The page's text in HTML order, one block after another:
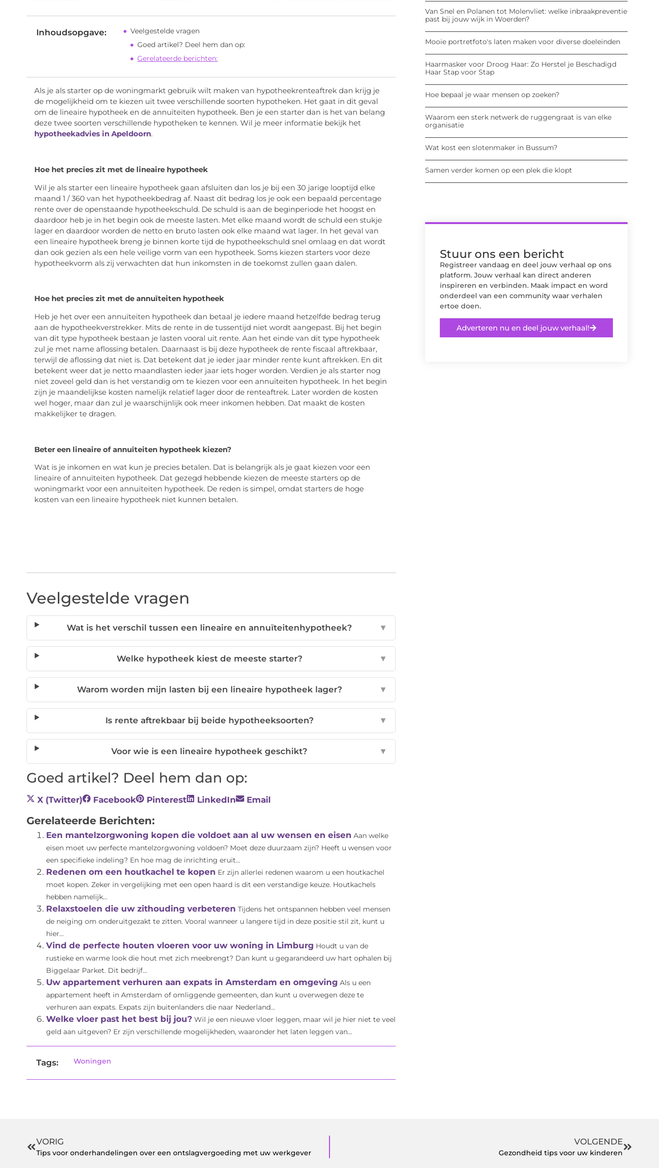
Inhoudsopgave:
Veelgestelde vragen
Goed artikel? Deel hem dan op:
Gerelateerde berichten:
Als je als starter op de woningmarkt gebruik wilt maken van hypotheekrenteaftrek dan krijg je
de mogelijkheid om te kiezen uit twee verschillende soorten hypotheken. Het gaat in dit geval
om de lineaire hypotheek en de annuïteiten hypotheek. Ben je een starter dan is het van belang
deze twee soorten verschillende hypotheken te kennen. Wil je meer informatie bekijk het
hypotheekadvies in Apeldoorn.
Hoe het precies zit met de lineaire hypotheek
Wil je als starter een lineaire hypotheek gaan afsluiten dan los je bij een 30 jarige looptijd elke
maand 1 / 360 van het hypotheekbedrag af. Naast dit bedrag los je ook een bepaald percentage
rente over de openstaande hypotheekschuld. De schuld is aan de beginperiode het hoogst en
daardoor heb je in het begin ook de meeste lasten. Met elke maand wordt de schuld een stukje
lager en daardoor worden de netto en bruto lasten ook elke maand wat lager. In het geval van
een lineaire hypotheek breng je binnen korte tijd de hypotheekschuld snel omlaag en dat wordt
dan ook gezien als een hele veilige vorm van een hypotheek. Soms kiezen starters voor deze
hypotheekvorm als zij verwachten dat hun inkomsten in de toekomst zullen gaan dalen.
Hoe het precies zit met de annuïteiten hypotheek
Heb je het over een annuïteiten hypotheek dan betaal je iedere maand hetzelfde bedrag terug
aan de hypotheekverstrekker. Mits de rente in de tussentijd niet wordt aangepast. Bij het begin
van dit type hypotheek bestaan je lasten vooral uit rente. Aan het einde van dit type hypotheek
zul je met name aflossing betalen. Daarnaast is bij deze hypotheek de rente fiscaal aftrekbaar,
terwijl de aflossing dat niet is. Dat betekent dat je ieder jaar minder rente kunt aftrekken. En dit
betekent weer dat je netto maandlasten ieder jaar iets hoger worden. Verdien je als starter nog
niet zoveel geld dan is het verstandig om te kiezen voor een annuïteiten hypotheek. In het begin
zijn je maandelijkse kosten namelijk relatief lager door de renteaftrek. Later worden de kosten
wel hoger, maar dan zul je waarschijnlijk ook meer inkomen hebben. Dat maakt de kosten
makkelijker te dragen.
Beter een lineaire of annuïteiten hypotheek kiezen?
Wat is je inkomen en wat kun je precies betalen. Dat is belangrijk als je gaat kiezen voor een
lineaire of annuïteiten hypotheek. Dat gezegd hebbende kiezen de meeste starters op de
woningmarkt voor een annuïteiten hypotheek. De reden is simpel, omdat starters de hoge
kosten van een lineaire hypotheek niet kunnen betalen.
Veelgestelde vragen
Wat is het verschil tussen een lineaire en annuïteitenhypotheek? ▼
Welke hypotheek kiest de meeste starter? ▼
Warom worden mijn lasten bij een lineaire hypotheek lager? ▼
Is rente aftrekbaar bij beide hypotheeksoorten? ▼
Voor wie is een lineaire hypotheek geschikt? ▼
Goed artikel? Deel hem dan op:
X (Twitter) Facebook Pinterest LinkedIn Email
Gerelateerde Berichten:
Een mantelzorgwoning kopen die voldoet aan al uw wensen en eisen Aan welke
eisen moet uw perfecte mantelzorgwoning voldoen? Moet deze duurzaam zijn? Heeft u wensen voor
een specifieke indeling? En hoe mag de inrichting eruit...
Redenen om een houtkachel te kopen Er zijn allerlei redenen waarom u een houtkachel
moet kopen. Zeker in vergelijking met een open haard is dit een verstandige keuze. Houtkachels
hebben namelijk...
Relaxstoelen die uw zithouding verbeteren Tijdens het ontspannen hebben veel mensen
de neiging om onderuitgezakt te zitten. Vooral wanneer u langere tijd in deze positie stil zit, kunt u
hier...
Vind de perfecte houten vloeren voor uw woning in Limburg Houdt u van de
rustieke en warme look die hout met zich meebrengt? Dan kunt u gegarandeerd uw hart ophalen bij
Biggelaar Parket. Dit bedrijf...
Uw appartement verhuren aan expats in Amsterdam en omgeving Als u een
appartement heeft in Amsterdam of omliggende gemeenten, dan kunt u overwegen deze te
verhuren aan expats. Expats zijn buitenlanders die naar Nederland...
Welke vloer past het best bij jou? Wil je een nieuwe vloer leggen, maar wil je hier niet te veel
geld aan uitgeven? Er zijn verschillende mogelijkheden, waaronder het laten leggen van...
Tags: Woningen
Van Snel en Polanen tot Molenvliet: welke inbraakpreventie
past bij jouw wijk in Woerden?
Mooie portretfoto's laten maken voor diverse doeleinden
Haarmasker voor Droog Haar: Zo Herstel je Beschadigd
Haar Stap voor Stap
Hoe bepaal je waar mensen op zoeken?
Waarom een sterk netwerk de ruggengraat is van elke
organisatie
Wat kost een slotenmaker in Bussum?
Samen verder komen op een plek die klopt
Stuur ons een bericht
Registreer vandaag en deel jouw verhaal op ons
platform. Jouw verhaal kan direct anderen
inspireren en verbinden. Maak impact en word
onderdeel van een community waar verhalen
ertoe doen.
Adverteren nu en deel jouw verhaal!
VORIG
Tips voor onderhandelingen over een ontslagvergoeding met uw werkgever
VOLGENDE
Gezondheid tips voor uw kinderen